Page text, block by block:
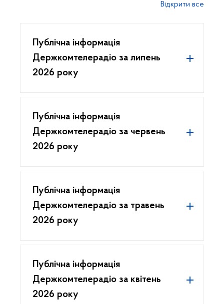
Відкрити все
Публічна інформація
Держкомтелерадіо за липень
2026 року
Публічна інформація
Держкомтелерадіо за червень
2026 року
Публічна інформація
Держкомтелерадіо за травень
2026 року
Публічна інформація
Держкомтелерадіо за квітень
2026 року